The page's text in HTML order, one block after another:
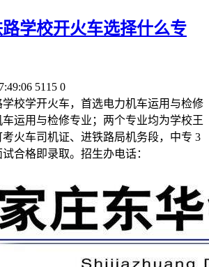
学校开火车选择什么专
5115 0
校学开火车，首选电力机车运用与检修
运用与检修专业；两个专业均为学校王
火车司机证、进铁路局机务段，中专 3
合格即录取。招生办电话：